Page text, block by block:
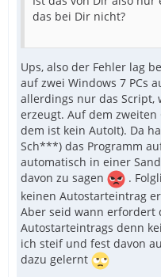
das bei Dir nicht?
Ups, also der Fehler lag
auf zwei Windows 7 PCs
allerdings nur das Script,
erzeugt. Auf dem zweiten
dem ist kein AutoIt). Da
Sch***) das Programm
automatisch in einer
davon zu sagen
.
keinen Autostarteintrag
Aber seid wann erfordert
Autostarteintrags denn
ich steif und fest davon
dazu gelernt